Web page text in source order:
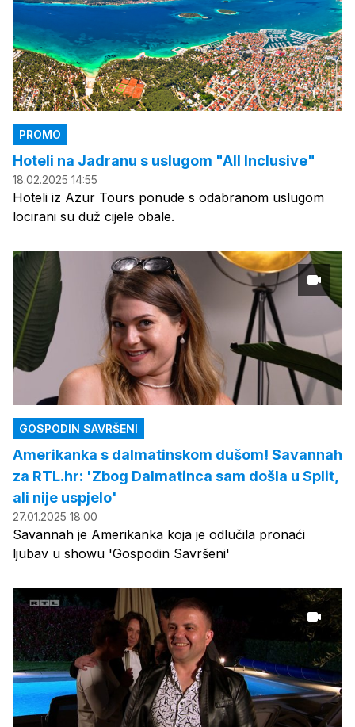
PROMO
Hoteli na Jadranu s uslugom "All Inclusive"
18.02.2025 14:55
Hoteli iz Azur Tours ponude s odabranom uslugom
locirani su duž cijele obale.
GOSPODIN SAVRŠENI
Amerikanka s dalmatinskom dušom! Savannah
za RTL.hr: 'Zbog Dalmatinca sam došla u Split,
ali nije uspjelo'
27.01.2025 18:00
Savannah je Amerikanka koja je odlučila pronaći
ljubav u showu 'Gospodin Savršeni'